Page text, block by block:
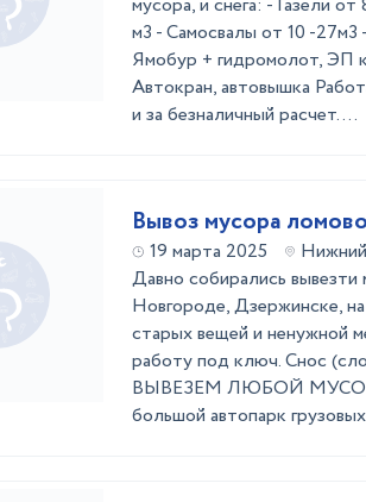
м3 - Самосвалы от 10 -
Ямобур + гидромолот, ЭП
Автокран, автовышка
и за безналичный расчет. ...
Вывоз мусора
19 марта 2025
Давно собирались
Новгороде, Дзержинске,
старых вещей и ненужной
работу под ключ. Снос
ВЫВЕЗЕМ ЛЮБОЙ
большой автопарк